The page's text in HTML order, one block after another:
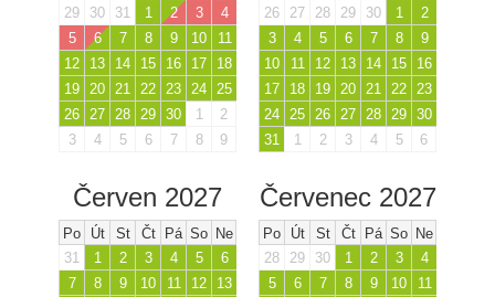
29
30 31 1 2 3
4
5
6 7 8 9 10
11
12
13 14 15 16 17
18
19 20 21 22 23 24 25
26 27 28 29 30 1
2
3
4 5 6 7 8 9
26
27 28 29 30 1
2
3
4 5 6 7 8
9
10
11 12 13 14 15
16
17
18 19 20 21 22 23
24 25 26 27 28 29 30
31
1 2 3 4 5 6
Červen 2027
Po Út St Čt Pá So Ne
31
1 2 3 4 5
6
7
8 9 10 11 12
13
Červenec 2027
Po Út St Čt Pá So Ne
28
29 30 1 2 3
4
5
6 7 8 9 10
11